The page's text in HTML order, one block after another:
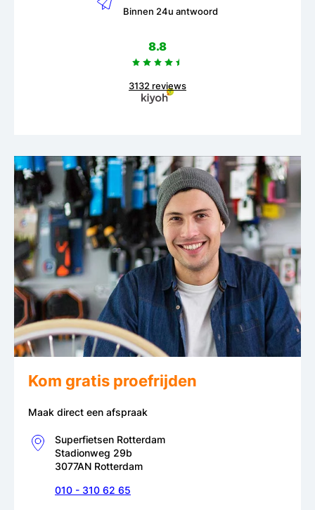
Binnen 24u antwoord
8.8
3132 reviews
Kom gratis proefrijden
Maak direct een afspraak
Superfietsen Rotterdam
Stadionweg 29b
3077AN Rotterdam
010 - 310 62 65